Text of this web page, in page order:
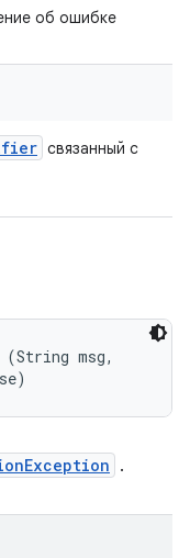
об ошибке
связанный с
(String msg,
.